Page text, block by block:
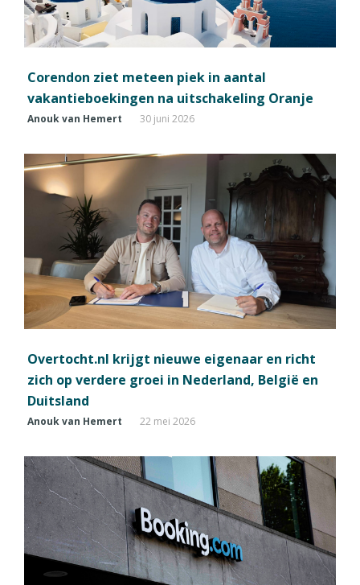
Corendon ziet meteen piek in aantal
vakantieboekingen na uitschakeling Oranje
Anouk van Hemert 30 juni 2026
Overtocht.nl krijgt nieuwe eigenaar en richt
zich op verdere groei in Nederland, België en
Duitsland
Anouk van Hemert 22 mei 2026